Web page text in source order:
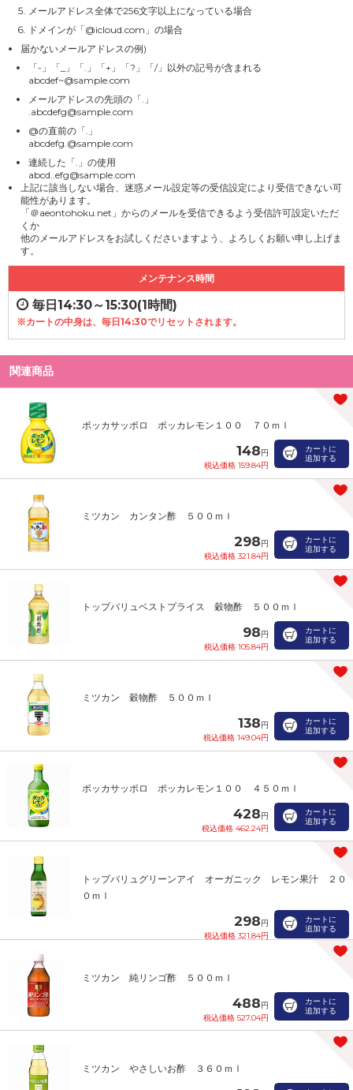
メールアドレス全体で256文字以上になっている場合
ドメインが「@icloud.com」の場合
届かないメールアドレスの例)
「-」「_」「.」「+」「?」「/」以外の記号が含まれる
abcdef~@sample.com
メールアドレスの先頭の「.」
.abcdefg@sample.com
@の直前の「.」
abcdefg.@sample.com
連続した「.」の使用
abcd..efg@sample.com
上記に該当しない場合、迷惑メール設定等の受信設定により受信できない可
能性があります。
「＠aeontohoku.net」からのメールを受信できるよう受信許可設定いただ
くか
他のメールアドレスをお試しくださいますよう、よろしくお願い申し上げま
す。
メンテナンス時間
毎日14:30～15:30(1時間)
※カートの中身は、毎日14:30でリセットされます。
関連商品
ポッカサッポロ ポッカレモン１００ ７０ｍｌ
148円
税込価格 159.84円
カートに
追加する
ミツカン カンタン酢 ５００ｍｌ
298円
税込価格 321.84円
カートに
追加する
トップバリュベストプライス 穀物酢 ５００ｍｌ
98円
税込価格 105.84円
カートに
追加する
ミツカン 穀物酢 ５００ｍｌ
138円
税込価格 149.04円
カートに
追加する
ポッカサッポロ ポッカレモン１００ ４５０ｍｌ
428円
税込価格 462.24円
カートに
追加する
トップバリュグリーンアイ オーガニック レモン果汁 ２０
０ｍｌ
298円
税込価格 321.84円
カートに
追加する
ミツカン 純リンゴ酢 ５００ｍｌ
488円
税込価格 527.04円
カートに
追加する
ミツカン やさしいお酢 ３６０ｍｌ